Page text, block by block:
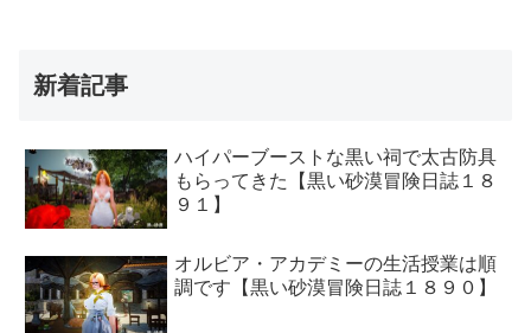
新着記事
ハイパーブーストな黒い祠で太古防具
もらってきた【黒い砂漠冒険日誌１８
９１】
オルビア・アカデミーの生活授業は順
調です【黒い砂漠冒険日誌１８９０】